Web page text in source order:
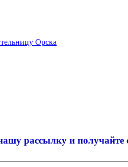
Орска
рассылку и получайте